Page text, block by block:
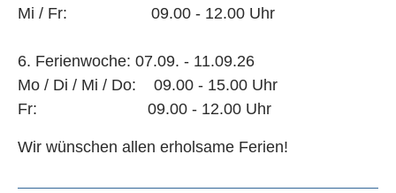
Mi / Fr: 09.00 - 12.00 Uhr
6. Ferienwoche: 07.09. - 11.09.26
Mo / Di / Mi / Do: 09.00 - 15.00 Uhr
Fr: 09.00 - 12.00 Uhr
Wir wünschen allen erholsame Ferien!